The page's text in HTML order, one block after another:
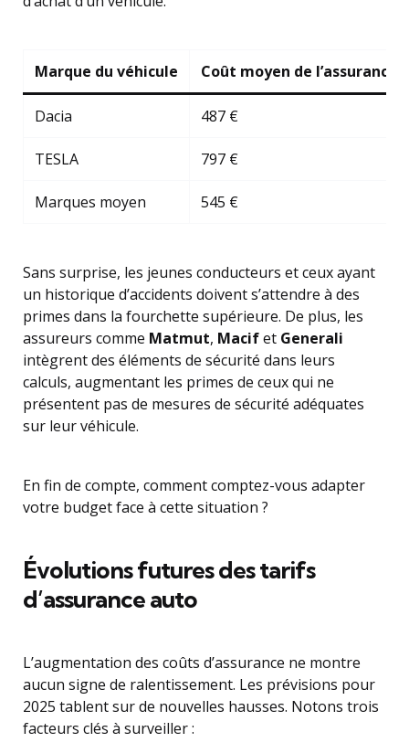
Marque du véhicule Coût moyen de l’assurance
Dacia 487 €
TESLA 797 €
Marques moyen 545 €
Sans surprise, les jeunes conducteurs et ceux ayant
un historique d’accidents doivent s’attendre à des
primes dans la fourchette supérieure. De plus, les
assureurs comme Matmut, Macifet Generali
intègrent des éléments de sécurité dans leurs
calculs, augmentant les primes de ceux qui ne
présentent pas de mesures de sécurité adéquates
sur leur véhicule.
En fin de compte, comment comptez-vous adapter
votre budget face à cette situation ?
Évolutions futures des tarifs
d’assurance auto
L’augmentation des coûts d’assurance ne montre
aucun signe de ralentissement. Les prévisions pour
2025 tablent sur de nouvelles hausses. Notons trois
facteurs clés à surveiller :